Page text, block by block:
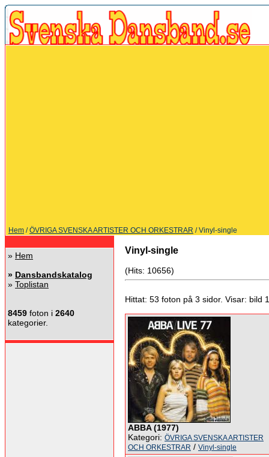
Hem /ÖVRIGA SVENSKA ARTISTER OCH ORKESTRAR / Vinyl-single
» Hem
» Dansbandskatalog
» Toplistan
8459 foton i 2640
kategorier.
Vinyl-single
(Hits: 10656)
Hittat: 53 foton på 3 sidor. Visar: bild
ABBA (1977)
Kategori: ÖVRIGA SVENSKA ARTISTER
OCH ORKESTRAR / Vinyl-single